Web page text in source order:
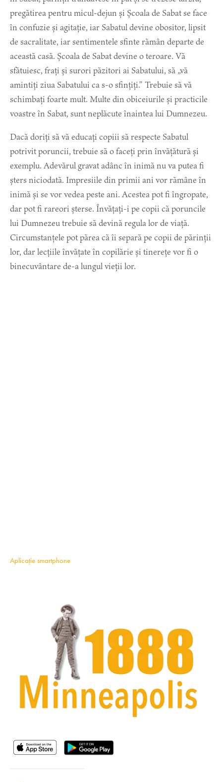
pregătirea pentru micul-dejun și Școala de Sabat se face
în confuzie și agitație, iar Sabatul devine obositor, lipsit
de sacralitate, iar sentimentele sfinte rămân departe de
această casă. Școala de Sabat devine o teroare. Vă
sfătuiesc, frați și surori păzitori ai Sabatului, să „vă
amintiți ziua Sabatului ca s-o sfințiți.” Trebuie să vă
schimbați foarte mult. Multe din obiceiurile și practicile
voastre în Sabat, sunt neplăcute înaintea lui Dumnezeu.
Dacă doriți să vă educați copiii să respecte Sabatul
potrivit poruncii, trebuie să o faceți prin învățătură și
exemplu. Adevărul gravat adânc în inimă nu va putea fi
șters niciodată. Impresiile din primii ani vor rămâne în
inimă și se vor vedea peste ani. Acestea pot fi îngropate,
dar pot fi rareori șterse. Învățați-i pe copii că poruncile
lui Dumnezeu trebuie să devină regula lor de viață.
Circumstanțele pot părea că îi separă pe copii de părinții
lor, dar lecțiile învățate în copilărie și tinerețe vor fi o
binecuvântare de-a lungul vieții lor.
Aplicație smartphone